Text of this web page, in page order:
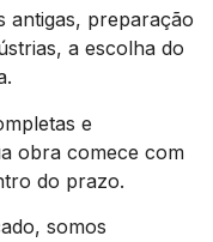
antigas, preparação
a escolha do
e
obra comece com
do prazo.
somos